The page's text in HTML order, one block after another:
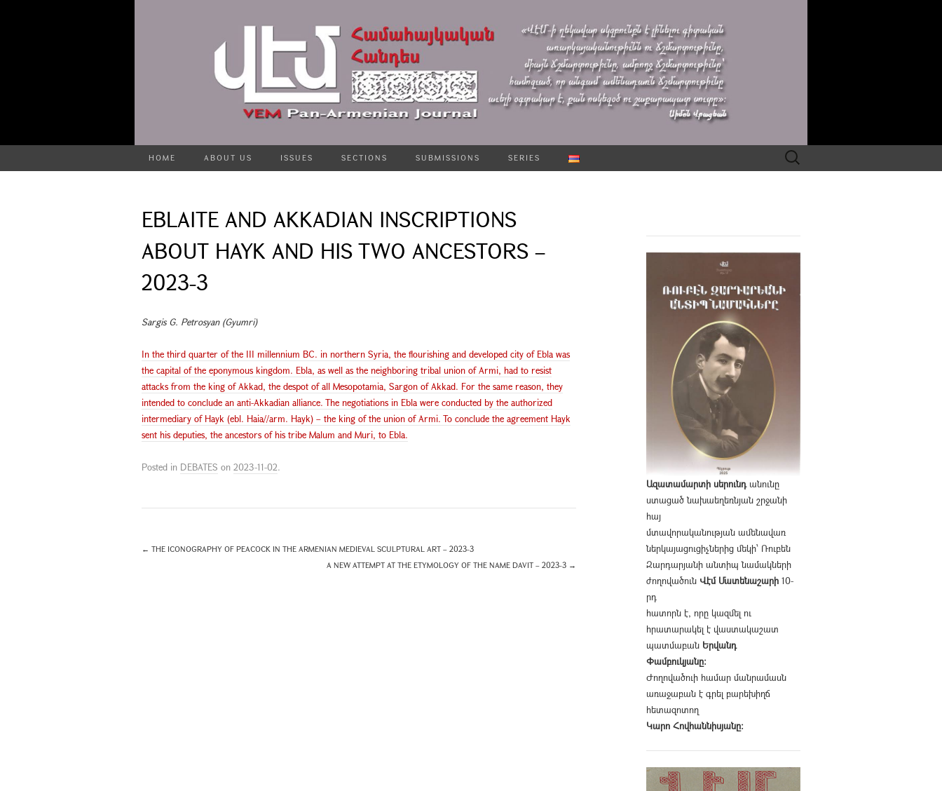
HOME ABOUT US ISSUES SECTIONS SUBMISSIONS SERIES
Search
for:
EBLAITE AND AKKADIAN INSCRIPTIONS
ABOUT HAYK AND HIS TWO ANCESTORS –
2023-3
Sargis G. Petrosyan (Gyumri)
In the third quarter of the III millennium BC. in northern Syria, the flourishing and developed city of Ebla was
the capital of the eponymous kingdom. Ebla, as well as the neighboring tribal union of Armi, had to resist
attacks from the king of Akkad, the despot of all Mesopotamia, Sargon of Akkad. For the same reason, they
intended to conclude an anti-Akkadian alliance. The negotiations in Ebla were conducted by the authorized
intermediary of Hayk (ebl. Haia//arm. Hayk) – the king of the union of Armi. To conclude the agreement Hayk
sent his deputies, the ancestors of his tribe Malum and Muri, to Ebla.
Posted in DEBATES on 2023-11-02.
← THE ICONOGRAPHY OF PEACOCK IN THE ARMENIAN MEDIEVAL SCULPTURAL ART – 2023-3
A NEW ATTEMPT AT THE ETYMOLOGY OF THE NAME DAVIT – 2023-3 →
Ազատամարտի սերունդանունը
ստացած նախաեղեռնյան շրջանի
հայ
մտավորականության ամենավառ
ներկայացուցիչներից մեկի՝ Ռուբեն
Զարդարյանի անտիպ նամակների
ժողովածուն Վէմ Մատենաշարի 10-
րդ
հատորն է, որը կազմել ու
հրատարակել է վաստակաշատ
պատմաբան Երվանդ
Փամբուկյանը։
Ժողովածուի համար մանրամասն
առաջաբան է գրել բարեխիղճ
հետազոտող
Կարո Հովհաննիսյանը։